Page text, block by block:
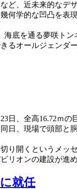
ど、近未来的なデ
何学的な凹凸を表
底を通る夢咲トン
るオールジェンダ
日、全高16.72ｍの
日、現場で頭部と
り開くというメッ
リオンの建設が進め
就任